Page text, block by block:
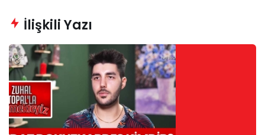
İlişkili Yazı